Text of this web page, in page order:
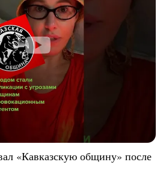
«Кавказскую общину» после